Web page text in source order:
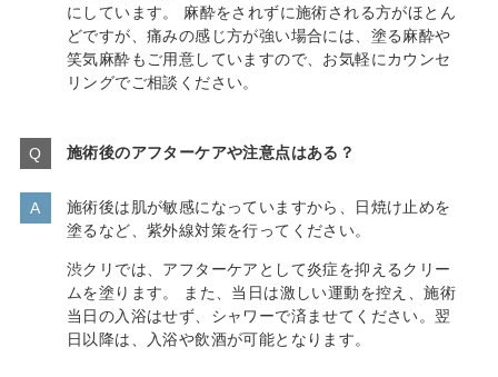
にしています。 麻酔をされずに施術される方がほとん
どですが、痛みの感じ方が強い場合には、塗る麻酔や
笑気麻酔もご用意していますので、お気軽にカウンセ
リングでご相談ください。
施術後のアフターケアや注意点はある？
施術後は肌が敏感になっていますから、日焼け止めを
塗るなど、紫外線対策を行ってください。
渋クリでは、アフターケアとして炎症を抑えるクリー
ムを塗ります。 また、当日は激しい運動を控え、施術
当日の入浴はせず、シャワーで済ませてください。翌
日以降は、入浴や飲酒が可能となります。